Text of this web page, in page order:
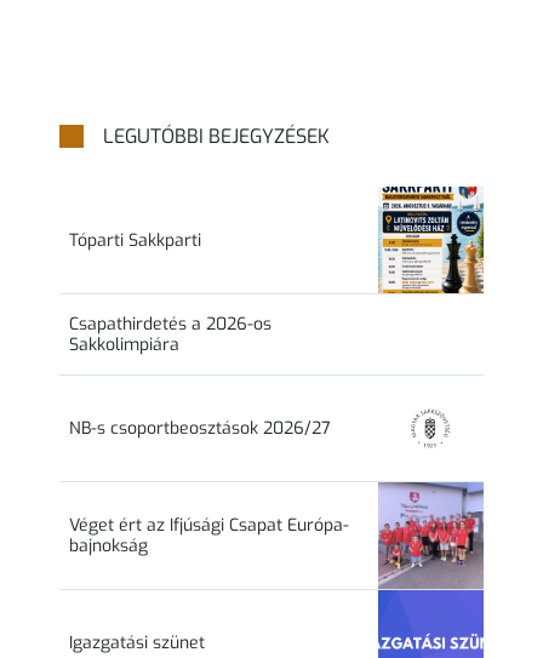
LEGUTÓBBI BEJEGYZÉSEK
Tóparti Sakkparti
Csapathirdetés a 2026-os
Sakkolimpiára
NB-s csoportbeosztások 2026/27
Véget ért az Ifjúsági Csapat Európa-
bajnokság
Igazgatási szünet